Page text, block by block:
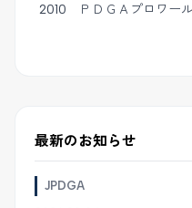
2010 ＰＤＧＡプロワー
最新のお知らせ
JPDGA